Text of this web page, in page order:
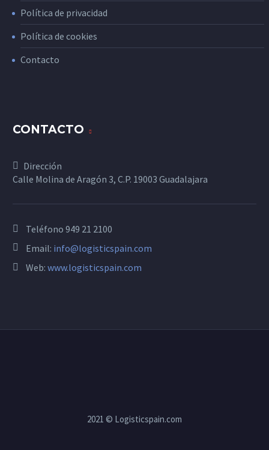
Política de privacidad
Política de cookies
Contacto
CONTACTO
Dirección
Calle Molina de Aragón 3, C.P. 19003 Guadalajara
Teléfono 949 21 2100
Email: info@logisticspain.com
Web: www.logisticspain.com
2021 © Logisticspain.com